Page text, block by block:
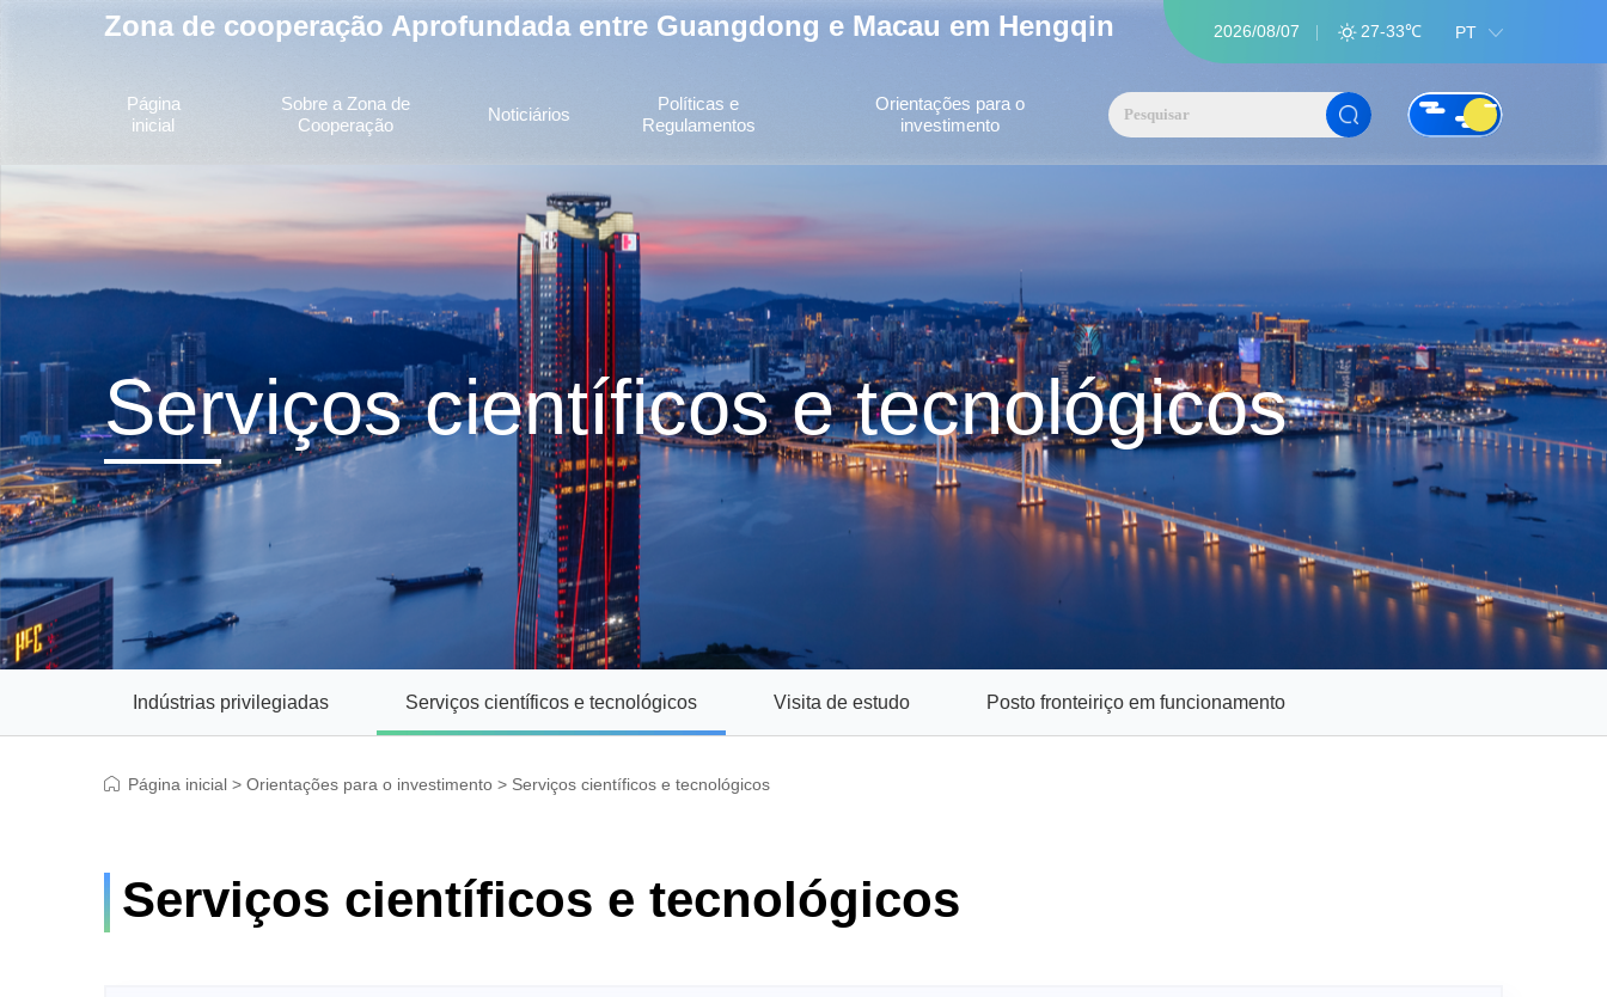
Zona de cooperação Aprofundada entre Guangdong e Macau em Hengqin 2026/08/07 27-33℃ PT
Página
inicial
Sobre a Zona de
Cooperação
Noticiários
Políticas e
Regulamentos
Orientações para o
investimento
Serviços científicos e tecnológicos
Indústrias privilegiadas Serviços científicos e tecnológicos Visita de estudo Posto fronteiriço em funcionamento
Página inicial > Orientações para o investimento > Serviços científicos e tecnológicos
Serviços científicos e tecnológicos